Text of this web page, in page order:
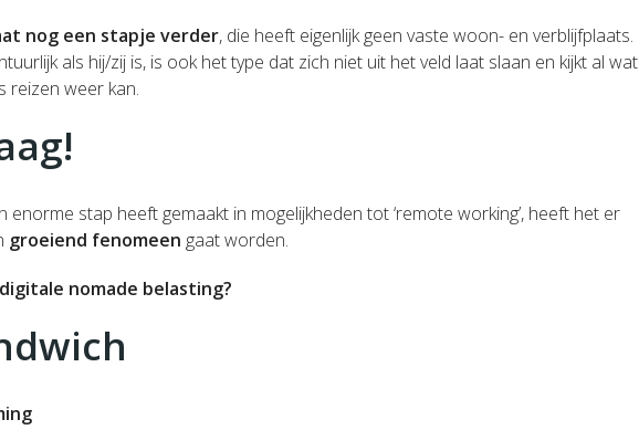
nog een stapje verder, die heeft eigenlijk geen vaste woon- en verblijfplaats.
als hij/zij is, is ook het type dat zich niet uit het veld laat slaan en kijkt al wat
reizen weer kan.
enorme stap heeft gemaakt in mogelijkheden tot ‘remote working’, heeft het er
groeiend fenomeen gaat worden.
nomade belasting?